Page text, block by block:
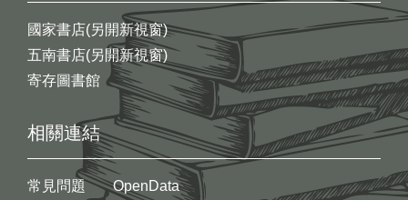
國家書店(另開新視窗)
五南書店(另開新視窗)
寄存圖書館
相關連結
常見問題
OpenData